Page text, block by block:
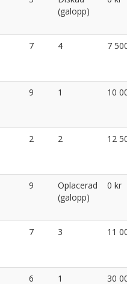
(galopp)
7 4 7
9 1 10
2 2 12
9
Oplacerad
(galopp)
0 kr
7 3 11
6 1 30